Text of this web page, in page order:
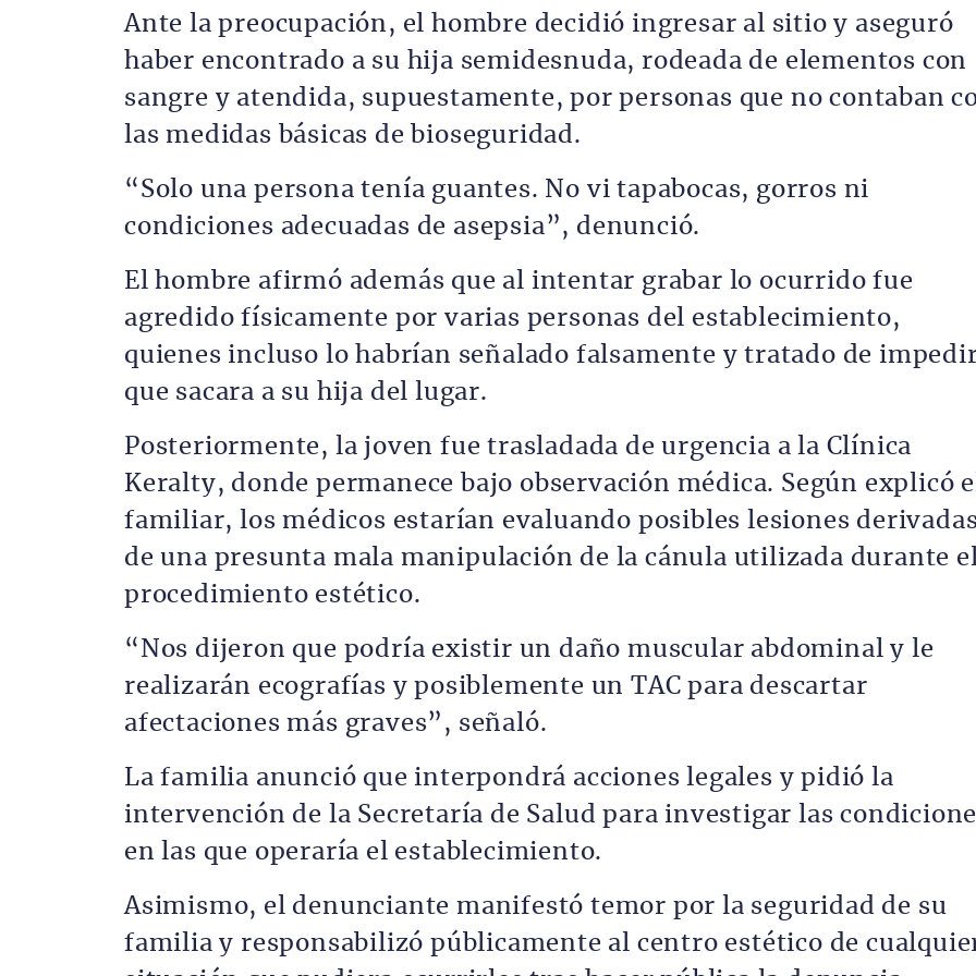
Ante la preocupación, el hombre decidió ingresar al sitio y aseguró
haber encontrado a su hija semidesnuda, rodeada de elementos con
sangre y atendida, supuestamente, por personas que no contaban
las medidas básicas de bioseguridad.
“Solo una persona tenía guantes. No vi tapabocas, gorros ni
condiciones adecuadas de asepsia”, denunció.
El hombre afirmó además que al intentar grabar lo ocurrido fue
agredido físicamente por varias personas del establecimiento,
quienes incluso lo habrían señalado falsamente y tratado de
que sacara a su hija del lugar.
Posteriormente, la joven fue trasladada de urgencia a la Clínica
Keralty, donde permanece bajo observación médica. Según explicó
familiar, los médicos estarían evaluando posibles lesiones derivadas
de una presunta mala manipulación de la cánula utilizada durante el
procedimiento estético.
“Nos dijeron que podría existir un daño muscular abdominal y le
realizarán ecografías y posiblemente un TAC para descartar
afectaciones más graves”, señaló.
La familia anunció que interpondrá acciones legales y pidió la
intervención de la Secretaría de Salud para investigar las
en las que operaría el establecimiento.
Asimismo, el denunciante manifestó temor por la seguridad de su
familia y responsabilizó públicamente al centro estético de